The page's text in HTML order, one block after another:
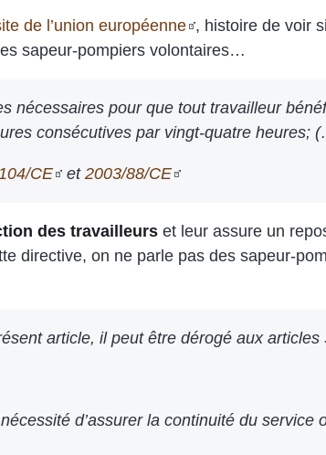
de l’union européenne , histoire de voir
sapeur-pompiers volontaires…
nécessaires pour que tout travailleur
consécutives par vingt-quatre heures;
CE et 2003/88/CE
des travailleurs et leur assure un
directive, on ne parle pas des sapeur-
article, il peut être dérogé aux articles
d’assurer la continuité du service